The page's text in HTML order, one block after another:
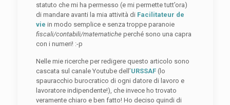
statuto che mi ha permesso (e mi permette tutt’ora)
di mandare avanti la mia attività di Facilitateur de
vie in modo semplice e senza troppe paranoie
fiscali/contabili/matematicheperché sono una capra
con i numeri! :-p
Nelle mie ricerche per redigere questo articolo sono
cascata sul canale Youtube dell’URSSAF(lo
spauracchio burocratico di ogni datore di lavoro e
lavoratore indipendente!), che invece ho trovato
veramente chiaro e ben fatto! Ho deciso quindi di